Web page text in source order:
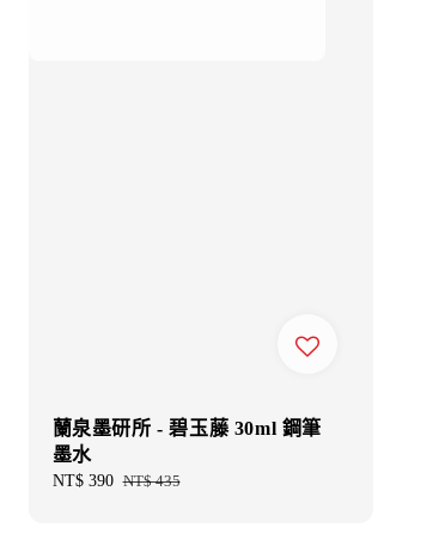
蘭泉墨研所 - 碧玉藤 30ml 鋼筆
墨水
Sale
NT$ 390 Regular
NT$ 435